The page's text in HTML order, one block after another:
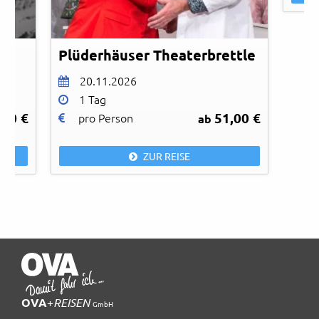
€
Plüderhäuser Theaterbrettle
20.11.2026
1 Tag
pro Person
ab 51,00 €
ZUR REISE
OVA+REISEN GmbH